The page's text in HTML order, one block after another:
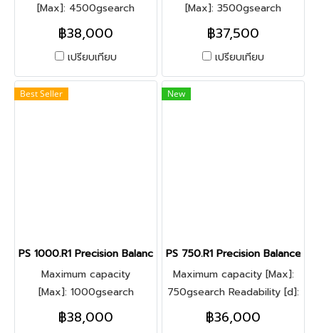
[Max]: 4500gsearch
Readability [d]: 0.01g
฿38,000
เปรียบเทียบ
[Max]: 3500gsearch
Readability [d]: 0.01g
฿37,500
เปรียบเทียบ
Best Seller
PS 1000.R1 Precision Balance
Maximum capacity
[Max]: 1000gsearch
Readability [d]: 0.001g
฿38,000
New
PS 750.R1 Precision Balance
Maximum capacity [Max]:
750gsearch Readability [d]:
0.001g
฿36,000